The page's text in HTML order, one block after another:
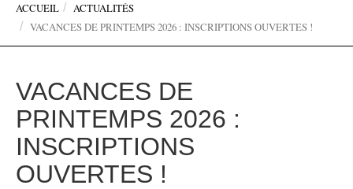
êtes
ici:
ACCUEIL
ACTUALITÉS
VACANCES DE PRINTEMPS 2026 : INSCRIPTIONS OUVERTES !
VACANCES DE
PRINTEMPS 2026 :
INSCRIPTIONS
OUVERTES !